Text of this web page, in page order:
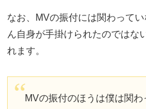
なお、MVの振付には関わって
ん自身が手掛けられたのではな
れます。
MVの振付のほうは僕は関わ